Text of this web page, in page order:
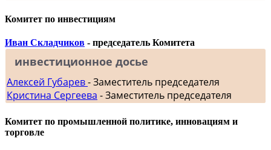
Комитет по инвестициям
Иван Складчиков - председатель Комитета
инвестиционное досье
Алексей Губарев- Заместитель председателя
Кристина Сергеева - Заместитель председателя
Комитет по промышленной политике, инновациям и
торговле